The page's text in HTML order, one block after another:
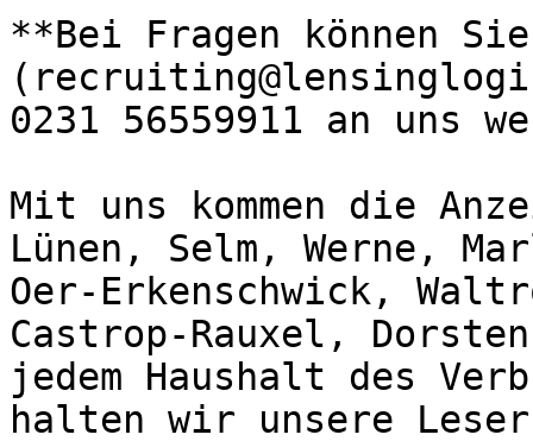
**Bei Fragen können
0231 56559911 an uns
Mit uns kommen die
Lünen, Selm, Werne,
Oer-Erkenschwick,
Castrop-Rauxel,
jedem Haushalt des
halten wir unsere